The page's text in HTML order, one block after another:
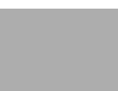
チケット／定期会員